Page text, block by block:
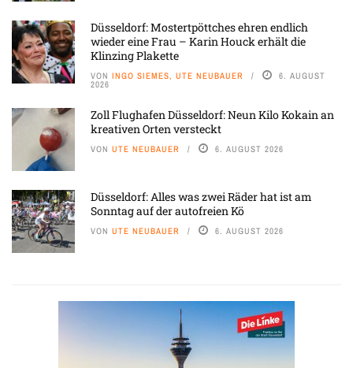
Düsseldorf: Mostertpöttches ehren endlich
wieder eine Frau – Karin Houck erhält die
Klinzing Plakette
VON INGO SIEMES, UTE NEUBAUER 6. AUGUST
2026
Zoll Flughafen Düsseldorf: Neun Kilo Kokain an
kreativen Orten versteckt
VON UTE NEUBAUER 6. AUGUST 2026
Düsseldorf: Alles was zwei Räder hat ist am
Sonntag auf der autofreien Kö
VON UTE NEUBAUER 6. AUGUST 2026